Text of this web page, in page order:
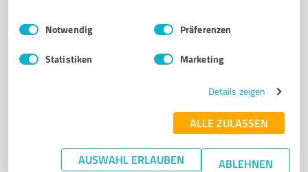
Impressum Datenschutzbestimmungen
Einwilligungsauswahl
Notwendig Präferenzen
Statistiken Marketing
Details zeigen
ALLE ZULASSEN
AUSWAHL ERLAUBEN ABLEHNEN
5 IT-Dienstleistungen
Wir bieten Moderne Webseiten an.